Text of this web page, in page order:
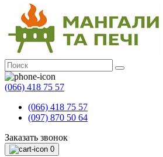
(066) 418 75 57
(066) 418 75 57
(097) 870 50 64
Заказать звонок
0